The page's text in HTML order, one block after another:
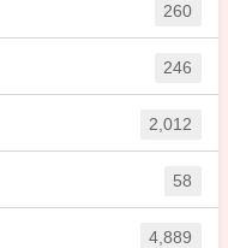
260
246
2,012
58
4,889